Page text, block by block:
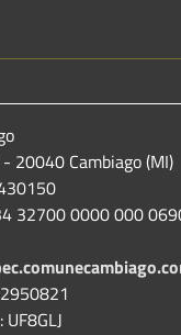
20040 Cambiago (MI)
32700 0000 000